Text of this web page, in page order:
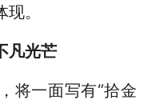
。
凡光芒
将一面写有“拾金